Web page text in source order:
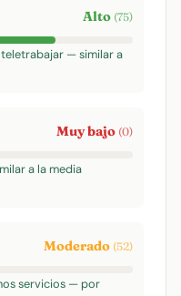
Alto (75)
— similar a
Muy bajo (0)
a la media
Moderado (52)
servicios — por